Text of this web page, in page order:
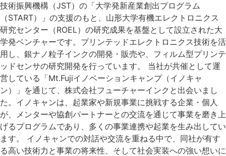
技術振興機構（JST）の「大学発新産業創出プログラム
（START）」の支援のもと、山形大学有機エレクトロニクス
研究センター（ROEL）の研究成果を基盤として設立された大
学発ベンチャーです。プリンテッドエレクトロニクス技術を活
用し、銀ナノ粒子インクの開発・販売や、フィルム型プリンテ
ッドセンサの研究開発を行っています。 当社が共催として運
営している「Mt.Fujiイノベーションキャンプ（イノキャ
ン）」を通じて、株式会社フューチャーインクと出会いまし
た。イノキャンは、起業家や新規事業に挑戦する企業・個人
が、メンターや協創パートナーとの交流を通じて事業を磨き上
げるプログラムであり、多くの事業連携や起業を生み出してい
ます。 イノキャンでの対話や交流を重ねる中で、同社が有す
る高い技術力と事業の将来性、そして社会実装への強い想いに